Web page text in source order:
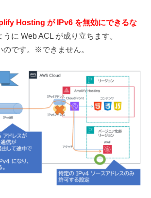
Hosting が IPv6 を無効にできるな
うに Web ACL が成り立ちます。
のです。※できません。